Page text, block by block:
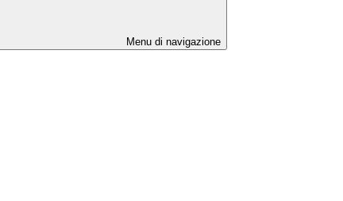
Menu di navigazione